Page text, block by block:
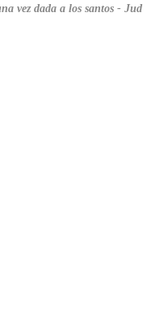
vez dada a los santos - Jud